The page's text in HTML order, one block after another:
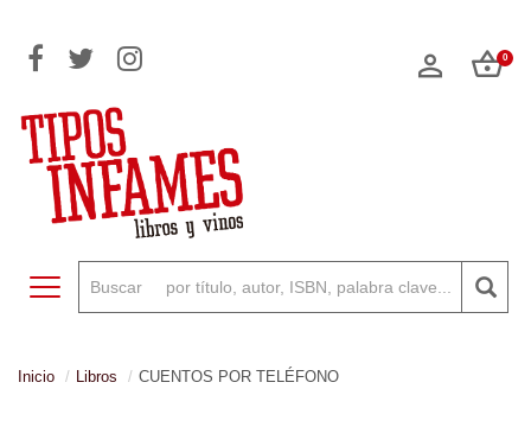
0
Toggle navigation
Inicio Libros CUENTOS POR TELÉFONO